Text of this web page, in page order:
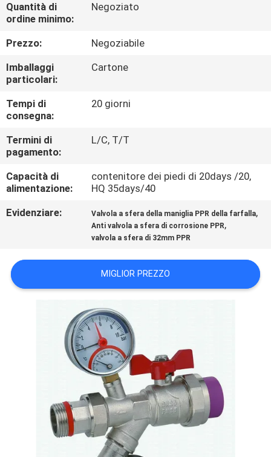
CONTROLLO
QUALITÀ
CONTATTACI
NOTIZIE
CASI
DEL
NORME
PRIVACY
Quantità di
ordine minimo:
Negoziato
Prezzo:
Negoziabile
Imballaggi
particolari:
Cartone
Tempi di
consegna:
20 giorni
Termini di
pagamento:
L/C, T/T
Capacità di
alimentazione:
contenitore dei piedi di 20days /20,
HQ 35days/40
Evidenziare:
Valvola a sfera della maniglia PPR della farfalla,
Anti valvola a sfera di corrosione PPR,
valvola a sfera di 32mm PPR
MIGLIOR PREZZO